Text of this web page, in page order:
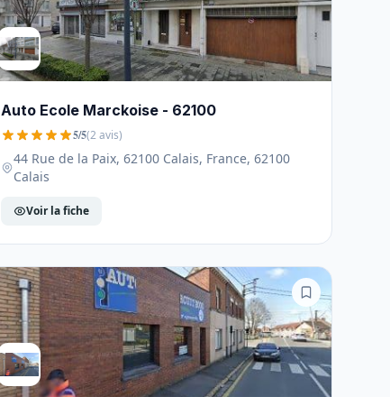
Auto Ecole Marckoise - 62100
5/5(2 avis)
44 Rue de la Paix, 62100 Calais, France, 62100
Calais
Voir la fiche